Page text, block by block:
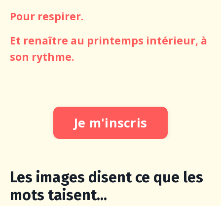
Pour respirer.
Et renaître au printemps intérieur, à
son rythme.
Je m'inscris
Les images disent ce que les
mots taisent...